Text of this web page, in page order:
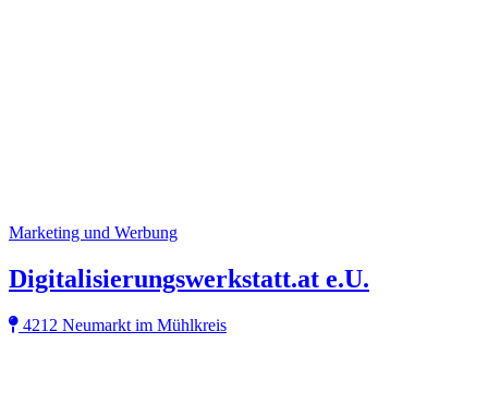
Marketing und Werbung
Digitalisierungswerkstatt.at e.U.
4212 Neumarkt im Mühlkreis